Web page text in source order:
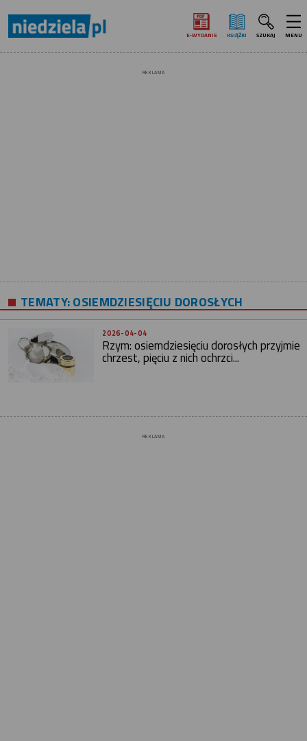
E‑WYDANIE KSIĄŻKI SZUKAJ MENU
REKLAMA
TEMATY:OSIEMDZIESIĘCIU DOROSŁYCH
2026-04-04
Rzym: osiemdziesięciu dorosłych przyjmie
chrzest, pięciu z nich ochrzci...
REKLAMA